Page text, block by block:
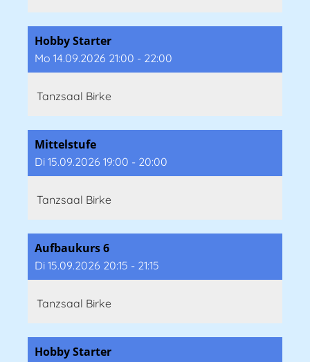
Hobby Starter
Mo 14.09.2026 21:00 - 22:00
Tanzsaal Birke
Mittelstufe
Di 15.09.2026 19:00 - 20:00
Tanzsaal Birke
Aufbaukurs 6
Di 15.09.2026 20:15 - 21:15
Tanzsaal Birke
Hobby Starter